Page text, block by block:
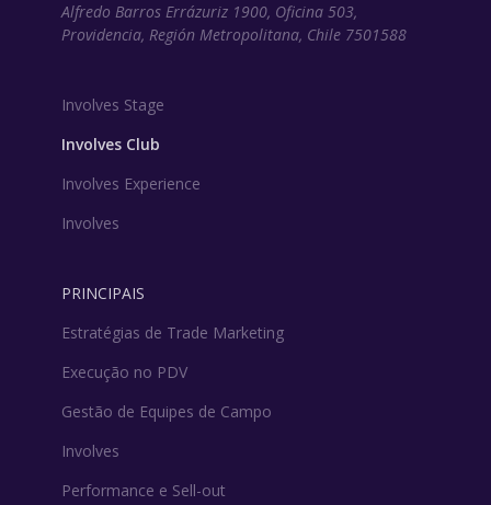
Alfredo Barros Errázuriz 1900, Oficina 503,
Providencia, Región Metropolitana, Chile 7501588
Involves Stage
Involves Club
Involves Experience
Involves
PRINCIPAIS
Estratégias de Trade Marketing
Execução no PDV
Gestão de Equipes de Campo
Involves
Performance e Sell-out